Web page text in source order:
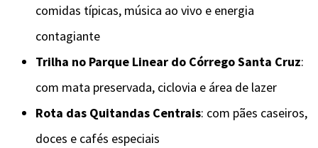
comidas típicas, música ao vivo e energia
contagiante
Trilha no Parque Linear do Córrego Santa Cruz:
com mata preservada, ciclovia e área de lazer
Rota das Quitandas Centrais: com pães caseiros,
doces e cafés especiais